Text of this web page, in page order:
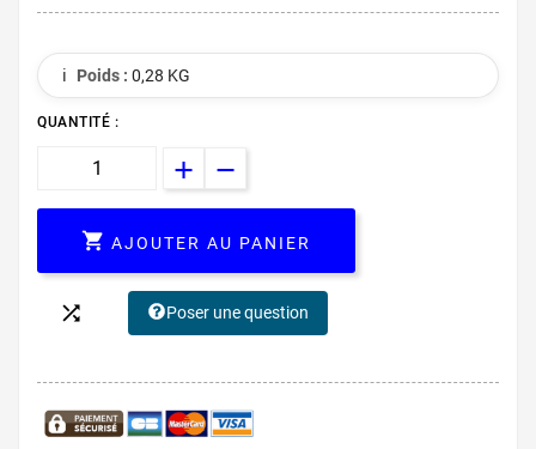
ℹ️ Poids : 0,28 KG
QUANTITÉ :
 AJOUTER AU PANIER
 Poser une question